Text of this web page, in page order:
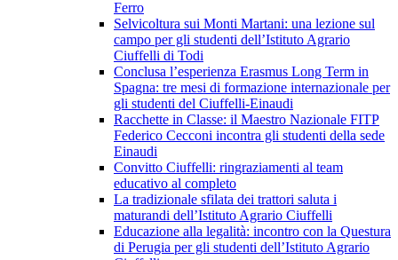
Ferro
Selvicoltura sui Monti Martani: una lezione sul
campo per gli studenti dell’Istituto Agrario
Ciuffelli di Todi
Conclusa l’esperienza Erasmus Long Term in
Spagna: tre mesi di formazione internazionale per
gli studenti del Ciuffelli-Einaudi
Racchette in Classe: il Maestro Nazionale FITP
Federico Cecconi incontra gli studenti della sede
Einaudi
Convitto Ciuffelli: ringraziamenti al team
educativo al completo
La tradizionale sfilata dei trattori saluta i
maturandi dell’Istituto Agrario Ciuffelli
Educazione alla legalità: incontro con la Questura
di Perugia per gli studenti dell’Istituto Agrario